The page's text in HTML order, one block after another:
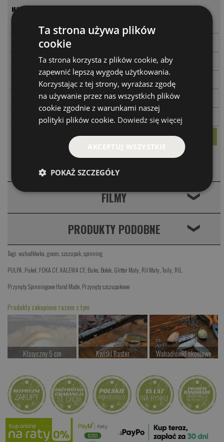
MODEL
+
GNOM MAŁY 34.00 PLN
Zestaw 2szt 71.00 PLN - +
39.00 PLN - +
GNOM MAŁY H 36.00 PLN - + PARAMETRY
73.00 PLN - +
KOMENTARZE
FILMY ❮
PRODUKTY PODOBNE ❮
Tagi:wahadłówka ,gnom ,szczupak ,spinning
PULPA Pukel FOKA CF, KALEWA CF, Buko Bolek Glitter Mały Ril Mały ,Taily RIL
Przynęty Spinningowe Hand Made Przynęty szczupakowe
Produkty zakupione razem z tym
Klasyczny 5 cm
Kup teraz >
Kwiski Raster
Kup teraz >
Wahadłówki okoniowe
Kup teraz >
ESOX
Czekamy na dostawę
Kup teraz >
Ta strona używa plików
cookie
Ta strona korzysta z plików cookie, aby
zapewnić lepszą wygodę użytkowania.
Korzystając z tej strony, wyrażasz zgodę
na używanie przez nas wszystkich plików
cookie zgodnie z warunkami naszej
polityki plików cookie. Dowiedz się więcej
AKCEPTUJ WSZYSTKIE
POKAŻ SZCZEGÓŁY